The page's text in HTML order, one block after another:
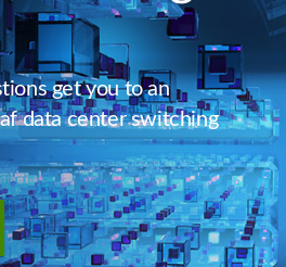
get you to an
data center switching